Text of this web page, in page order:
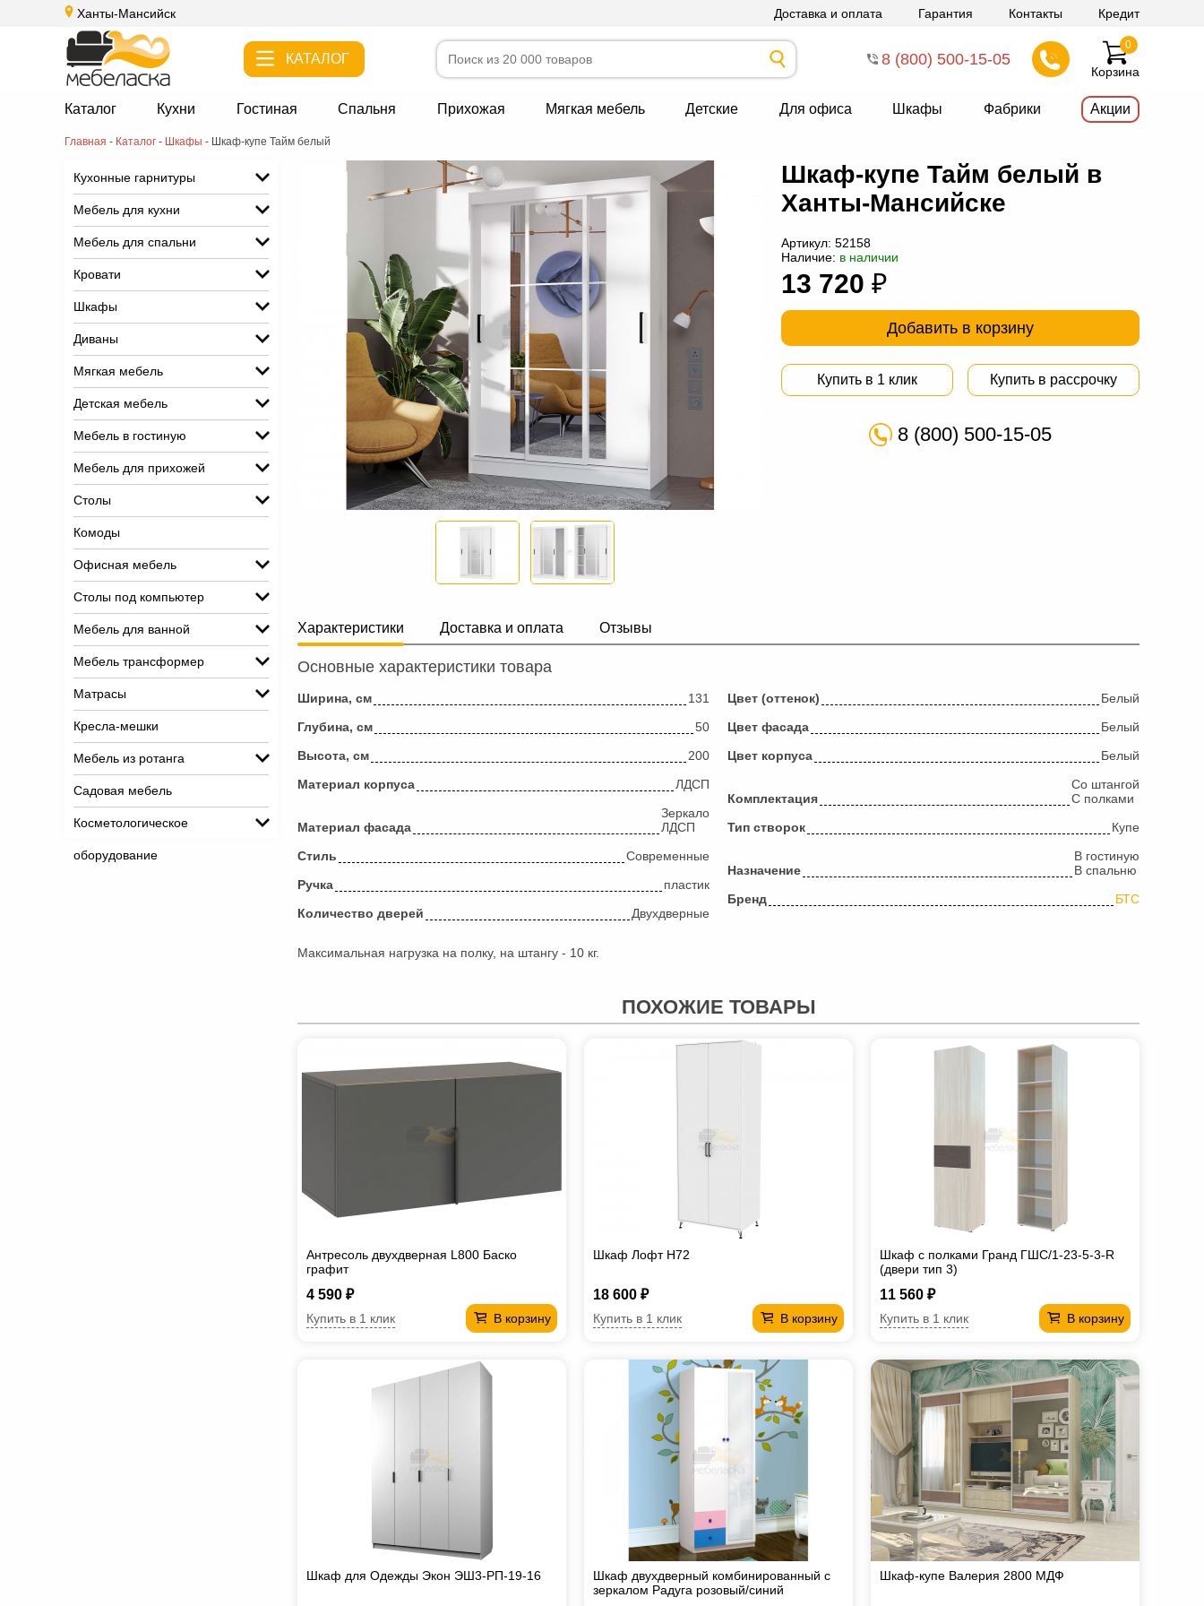
Ханты-Мансийск Доставка и оплата Гарантия Контакты Кредит
КАТАЛОГ 8 (800) 500-15-05
Корзина
0
Каталог Кухни Гостиная Спальня Прихожая Мягкая мебель Детские Для офиса Шкафы Фабрики Акции
Главная - Каталог - Шкафы - Шкаф-купе Тайм белый
Кухонные гарнитуры
Мебель для кухни
Мебель для спальни
Кровати
Шкафы
Диваны
Мягкая мебель
Детская мебель
Мебель в гостиную
Мебель для прихожей
Столы
Комоды
Офисная мебель
Столы под компьютер
Мебель для ванной
Мебель трансформер
Матрасы
Кресла-мешки
Мебель из ротанга
Садовая мебель
Косметологическое
оборудование
Шкаф-купе Тайм белый в
Ханты-Мансийске
Артикул: 52158
Наличие: в наличии
13 720 ₽
Добавить в корзину
Купить в 1 клик Купить в рассрочку
8 (800) 500-15-05
Характеристики Доставка и оплата Отзывы
Основные характеристики товара
Ширина, см
131
Глубина, см
50
Высота, см
200
Материал корпуса
ЛДСП
Материал фасада
Зеркало
ЛДСП
Стиль
Современные
Ручка
пластик
Количество дверей
Двухдверные
Цвет (оттенок)
Белый
Цвет фасада
Белый
Цвет корпуса
Белый
Комплектация
Со штангой
С полками
Тип створок
Купе
Назначение
В гостиную
В спальню
Бренд
БТС
Максимальная нагрузка на полку, на штангу - 10 кг.
ПОХОЖИЕ ТОВАРЫ
Антресоль двухдверная L800 Баско
графит
4 590 ₽
В корзину
Купить в 1 клик
Шкаф Лофт H72
18 600 ₽
В корзину
Купить в 1 клик
Шкаф с полками Гранд ГШС/1-23-5-3-R
(двери тип 3)
11 560 ₽
В корзину
Купить в 1 клик
Шкаф для Одежды Экон ЭШ3-РП-19-16
Шкаф двухдверный комбинированный с
зеркалом Радуга розовый/cиний
Шкаф-купе Валерия 2800 МДФ